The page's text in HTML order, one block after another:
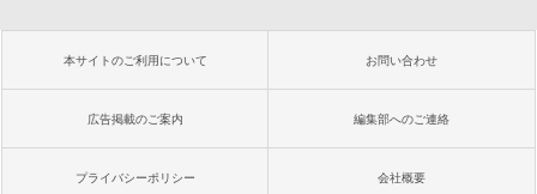
本サイトのご利用について お問い合わせ
広告掲載のご案内 編集部へのご連絡
プライバシーポリシー 会社概要